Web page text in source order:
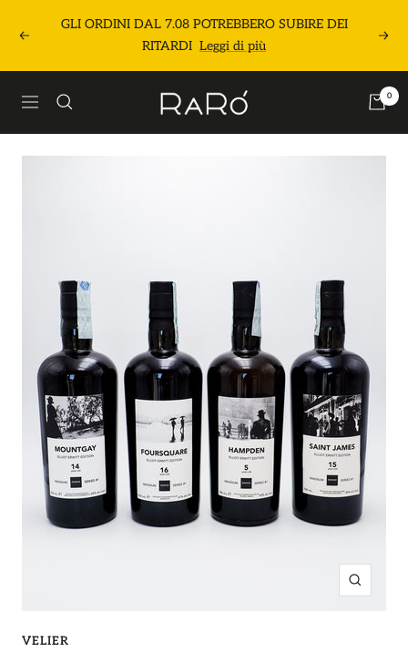
Precedente
GLI ORDINI DAL 7.08 POTREBBERO SUBIRE DEI
RITARDI Leggi di più
Navigazione
Raró
0
VELIER